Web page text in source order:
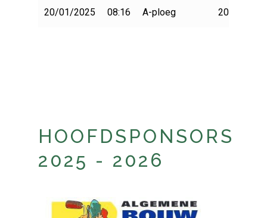
20/01/2025 08:16 A-ploeg 2024-2025
HOOFDSPONSORS
2025 - 2026